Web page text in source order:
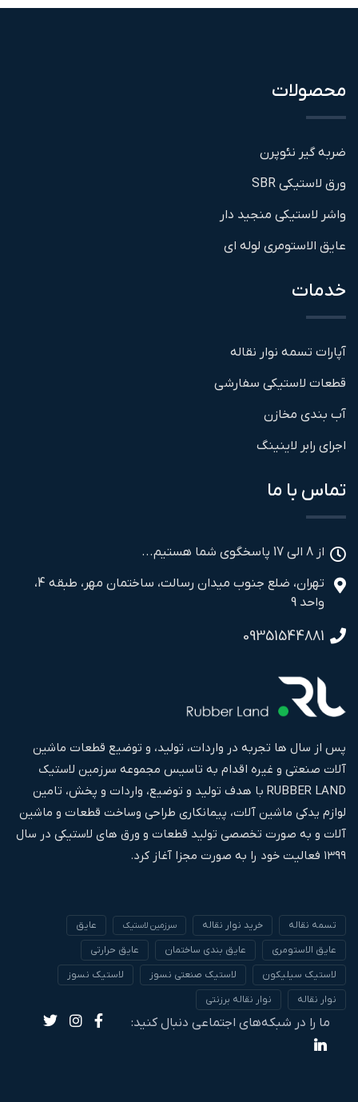
محصولات
ضربه گیر نئوپرن
ورق لاستیکی SBR
واشر لاستیکی منجید دار
عایق الاستومری لوله ای
خدمات
آپارات تسمه نوار نقاله
قطعات لاستیکی سفارشی
آب بندی مخازن
اجرای رابر لاینینگ
تماس با ما
از 8 الی 17 پاسخگوی شما هستیم...
تهران، ضلع جنوب میدان رسالت، ساختمان مهر، طبقه 4،
واحد 9
09351544881
پس از سال ها تجربه در واردات، تولید، و توضیع قطعات ماشین
آلات صنعتی و غیره اقدام به تاسیس مجموعه سرزمین لاستیک
RUBBER LAND با هدف تولید و توضیع، واردات و پخش، تامین
لوازم یدکی ماشین آلات، پیمانکاری طراحی وساخت قطعات و ماشین
آلات و به صورت تخصصی تولید قطعات و ورق های لاستیکی در سال
۱۳۹۹ فعالیت خود را به صورت مجزا آغاز کرد.
تسمه نقاله خرید نوار نقاله سرزمین لاستیک
عایق
عایق الاستومری
عایق بندی ساختمان
عایق حرارتی
لاستیک سیلیکون
لاستیک صنعتی نسوز
لاستیک نسوز
نوار نقاله
نوار نقاله برزنتی
ما را در شبکه‌های اجتماعی دنبال کنید: